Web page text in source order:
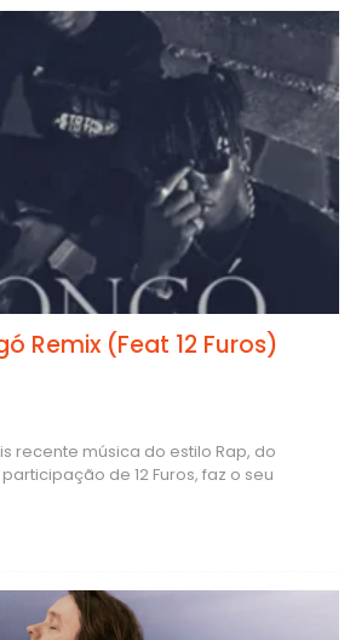
Remix (Feat 12 Furos)
recente música do estilo Rap, do
de 12 Furos, faz o seu